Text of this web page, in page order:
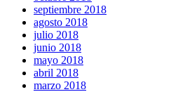
septiembre 2018
agosto 2018
julio 2018
junio 2018
mayo 2018
abril 2018
marzo 2018